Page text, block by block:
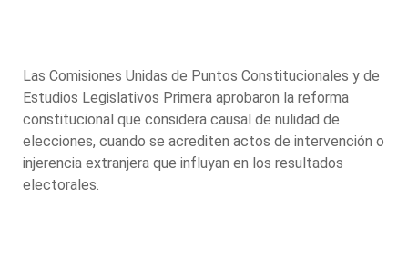
Las Comisiones Unidas de Puntos Constitucionales y de
Estudios Legislativos Primera aprobaron la reforma
constitucional que considera causal de nulidad de
elecciones, cuando se acrediten actos de intervención o
injerencia extranjera que influyan en los resultados
electorales.